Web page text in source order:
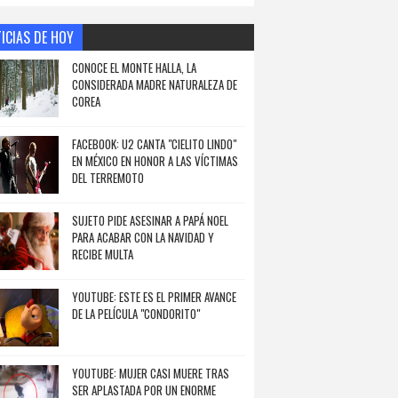
DE HOY
CONOCE EL MONTE HALLA, LA
CONSIDERADA MADRE NATURALEZA DE
COREA
FACEBOOK: U2 CANTA "CIELITO LINDO"
EN MÉXICO EN HONOR A LAS VÍCTIMAS
DEL TERREMOTO
SUJETO PIDE ASESINAR A PAPÁ NOEL
PARA ACABAR CON LA NAVIDAD Y
RECIBE MULTA
YOUTUBE: ESTE ES EL PRIMER AVANCE
DE LA PELÍCULA "CONDORITO"
YOUTUBE: MUJER CASI MUERE TRAS
SER APLASTADA POR UN ENORME